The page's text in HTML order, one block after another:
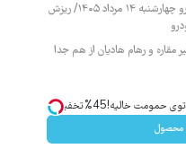
قیمت محصولات ایران خودرو چهارشنبه ۱۴ مرداد ۱۴۰۵/ ریزش
مقاره و رهام هادیان از هم جدا
خالیه!45%تخفیف
محصول